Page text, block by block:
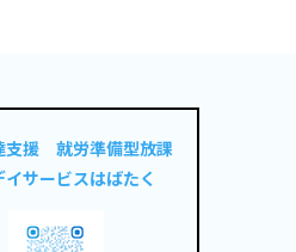
支援 就労準備型放課
サービスはばたく